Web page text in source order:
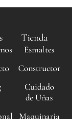
Tienda
Esmaltes
Constructor
Cuidado
de Uñas
Maquinaria